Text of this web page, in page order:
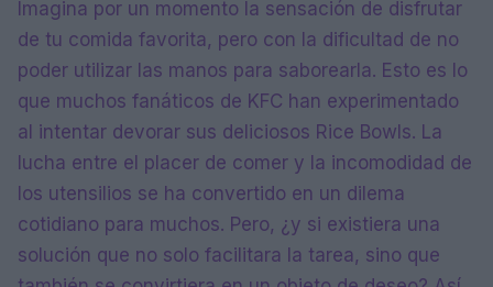
Imagina por un momento la sensación de disfrutar
de tu comida favorita, pero con la dificultad de no
poder utilizar las manos para saborearla. Esto es lo
que muchos fanáticos de KFC han experimentado
al intentar devorar sus deliciosos Rice Bowls. La
lucha entre el placer de comer y la incomodidad de
los utensilios se ha convertido en un dilema
cotidiano para muchos. Pero, ¿y si existiera una
solución que no solo facilitara la tarea, sino que